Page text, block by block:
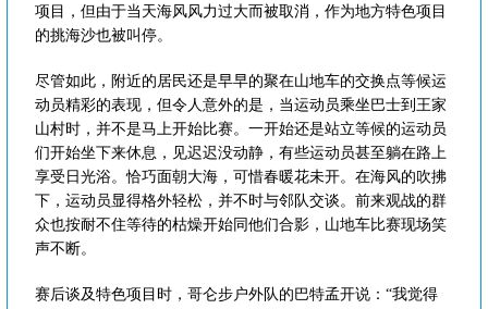
项目，但由于当天海风风力过大而被取消，作为地方特色项目
的挑海沙也被叫停。
尽管如此，附近的居民还是早早的聚在山地车的交换点等候运
动员精彩的表现，但令人意外的是，当运动员乘坐巴士到王家
山村时，并不是马上开始比赛。一开始还是站立等候的运动员
们开始坐下来休息，见迟迟没动静，有些运动员甚至躺在路上
享受日光浴。恰巧面朝大海，可惜春暖花未开。在海风的吹拂
下，运动员显得格外轻松，并不时与邻队交谈。前来观战的群
众也按耐不住等待的枯燥开始同他们合影，山地车比赛现场笑
声不断。
赛后谈及特色项目时，哥仑步户外队的巴特孟开说：“我觉得